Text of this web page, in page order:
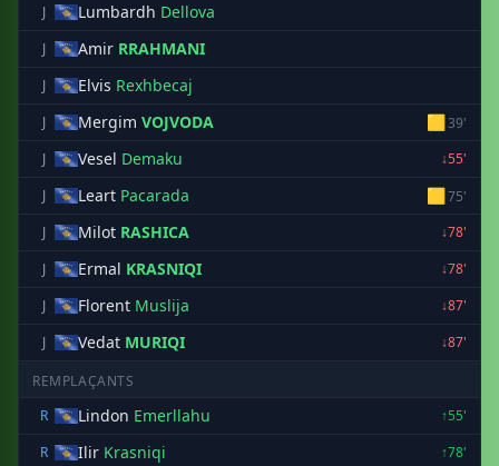
J Lumbardh Dellova
J Amir RRAHMANI
J Elvis Rexhbecaj
J Mergim VOJVODA 🟨39'
J
Vesel Demaku
↓55'
J
Leart Pacarada 🟨75'
J
Milot RASHICA
↓78'
J
Ermal KRASNIQI
↓78'
J
Florent Muslija
↓87'
J
Vedat MURIQI ↓87'
REMPLAÇANTS
R
Lindon Emerllahu
↑55'
R
Ilir Krasniqi
↑78'